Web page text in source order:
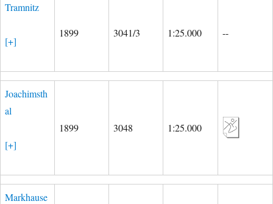
Tramnitz
[+]
1899 3041/3 1:25.000 --
Joachimsth
al
[+]
1899 3048 1:25.000
Markhause